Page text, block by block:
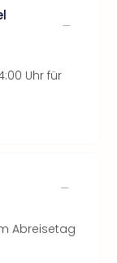
Uhr für
Abreisetag